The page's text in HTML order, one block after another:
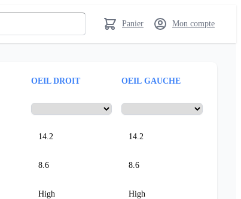
Panier Mon compte
OEIL DROIT OEIL GAUCHE
14.2 14.2
8.6 8.6
High High